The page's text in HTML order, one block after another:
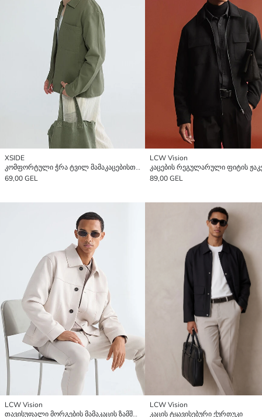
XSIDE
კომფორტული ჭრა ტვილ მამაკაცებისთვის პერანგი ჟაკეტი
69,00 GEL
LCW Vision
კაცების რეგულარული ფიტის
89,00 GEL
LCW Vision
თავისუფალი მორგების მამაკაცის ზამშის ჟაკეტი
LCW Vision
კაცის ტყავისებური ქურთუკი